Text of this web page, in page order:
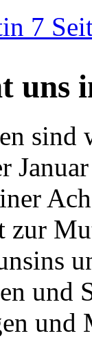
7
uns
zur
und
und